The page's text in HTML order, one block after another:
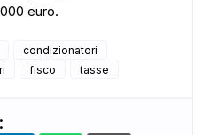
euro.
condizionatori
fisco tasse